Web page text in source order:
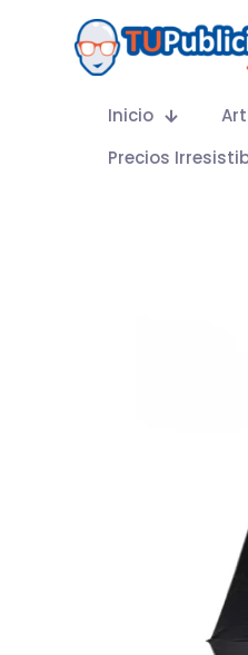
Inicio
Precios